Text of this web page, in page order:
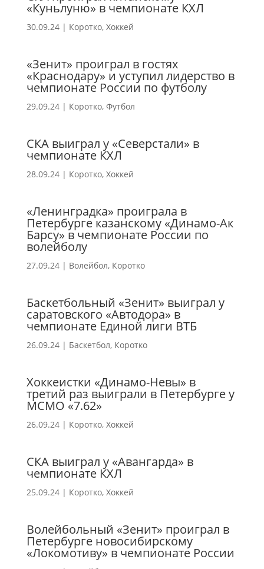
«Куньлуню» в чемпионате КХЛ
30.09.24| Коротко, Хоккей
«Зенит» проиграл в гостях
«Краснодару» и уступил лидерство в
чемпионате России по футболу
29.09.24| Коротко, Футбол
СКА выиграл у «Северстали» в
чемпионате КХЛ
28.09.24| Коротко, Хоккей
«Ленинградка» проиграла в
Петербурге казанскому «Динамо-Ак
Барсу» в чемпионате России по
волейболу
27.09.24| Волейбол, Коротко
Баскетбольный «Зенит» выиграл у
саратовского «Автодора» в
чемпионате Единой лиги ВТБ
26.09.24| Баскетбол, Коротко
Хоккеистки «Динамо-Невы» в
третий раз выиграли в Петербурге у
МСМО «7.62»
26.09.24| Коротко, Хоккей
СКА выиграл у «Авангарда» в
чемпионате КХЛ
25.09.24| Коротко, Хоккей
Волейбольный «Зенит» проиграл в
Петербурге новосибирскому
«Локомотиву» в чемпионате России